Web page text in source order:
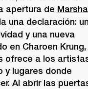
apertura de
una declaración:
y una nueva
en Charoen Krung,
ofrece a los
y lugares donde
Al abrir las